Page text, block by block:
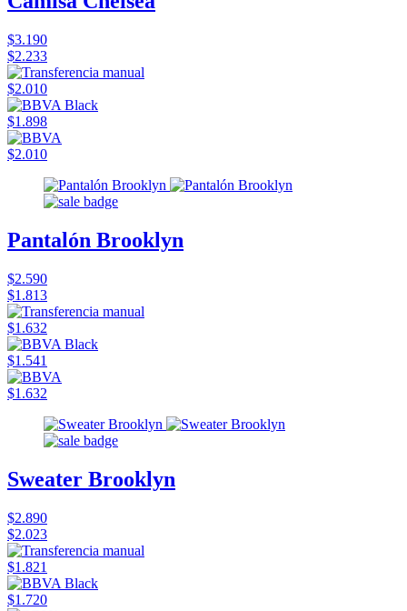
$3.190
$2.233
$2.010
$1.898
$2.010
Pantalón Brooklyn
$2.590
$1.813
$1.632
$1.541
$1.632
Sweater Brooklyn
$2.890
$2.023
$1.821
$1.720